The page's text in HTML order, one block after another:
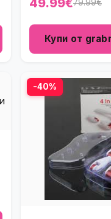
49.99€79.99€
Купи от
-40%